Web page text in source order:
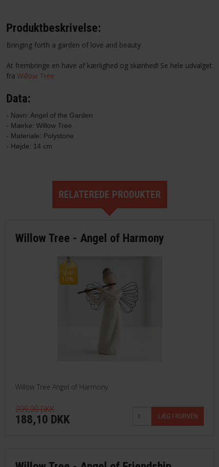
Produktbeskrivelse:
Bringing forth a garden of love and beauty
At frembringe en have af kærlighed og skønhed! Se hele udvalget
fra Willow Tree
Data:
- Navn: Angel of the Garden
- Mærke: Willow Tree
- Materiale: Polystone
- Højde: 14 cm
RELATEREDE PRODUKTER
Willow Tree - Angel of Harmony
Spar
10%
Willow Tree Angel of Harmony
209,00 DKK
188,10 DKK